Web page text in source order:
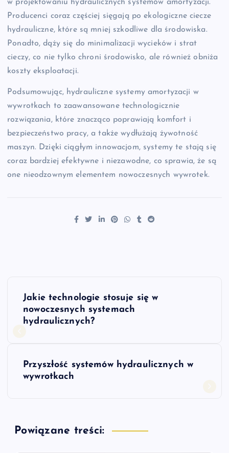
w projektowaniu hydraulicznych systemów amortyzacji.
Producenci coraz częściej sięgają po ekologiczne ciecze
hydrauliczne, które są mniej szkodliwe dla środowiska.
Ponadto, dąży się do minimalizacji wycieków i strat
cieczy, co nie tylko chroni środowisko, ale również obniża
koszty eksploatacji.
Podsumowując, hydrauliczne systemy amortyzacji w
wywrotkach to zaawansowane technologicznie
rozwiązania, które znacząco poprawiają komfort i
bezpieczeństwo pracy, a także wydłużają żywotność
maszyn. Dzięki ciągłym innowacjom, systemy te stają się
coraz bardziej efektywne i niezawodne, co sprawia, że są
one nieodzownym elementem nowoczesnych wywrotek.
N
c
Jakie technologie stosuje się w
nowoczesnych systemach
hydraulicznych?
Przyszłość systemów hydraulicznych w
wywrotkach
Powiązane treści: